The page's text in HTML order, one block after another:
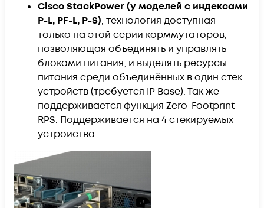
Cisco StackPower (у моделей с индексами
P-L, PF-L, P-S), технология доступная
только на этой серии корммутаторов,
позволяющая объединять и управлять
блоками питания, и выделять ресурсы
питания среди объединённых в один стек
устройств (требуется IP Base). Так же
поддерживается функция Zero-Footprint
RPS. Поддерживается на 4 стекируемых
устройства.